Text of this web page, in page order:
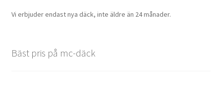
Vi erbjuder endast nya däck, inte äldre än 24 månader.
Bäst pris på mc-däck